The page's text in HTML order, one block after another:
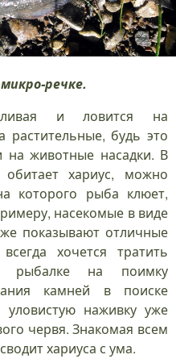
речке.
и ловится на
растительные, будь это
на животные насадки. В
хариус, можно
которого рыба клюет,
насекомые в виде
показывают отличные
хочется тратить
рыбалке на поимку
камней в поиске
наживку уже
червя. Знакомая всем
хариуса с ума.